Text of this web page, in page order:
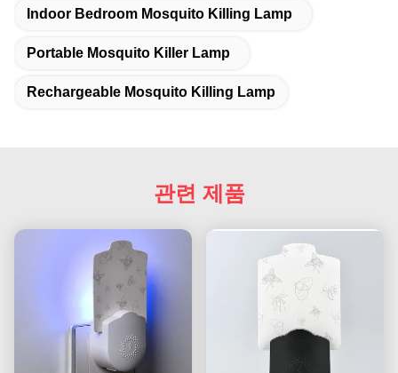
Indoor Bedroom Mosquito Killing Lamp
Portable Mosquito Killer Lamp
Rechargeable Mosquito Killing Lamp
관련 제품